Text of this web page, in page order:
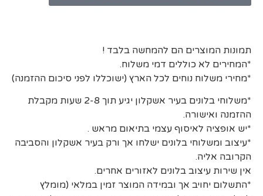
תמונות המוצרים הם להמחשה בלבד !
*המחירים לא כוללים דמי משלוח.
*מחירי משלוח נוחים לכל הארץ (ישוכללו לפני סיכום ההזמנה)
*משלוחי בלונים בעיר אשקלון יגיע תוך 2-8 שעות מקבלת
ההזמנה ואישורה.
*יש אופציה לאיסוף עצמי בתיאום מראש .
*עיצוב ומשלוחי בלונים ישלחו אך ורק בעיר אשקלון והסביבה
הקרובה אליה.
אין שירות עיצוב בלונים לאזורים אחרים.
*התשלום יחויב אך ובמידה המוצר זמין במלאי (מומלץ